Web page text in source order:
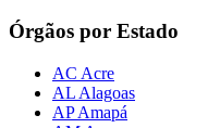
Órgãos por Estado
AC Acre
AL Alagoas
AP Amapá